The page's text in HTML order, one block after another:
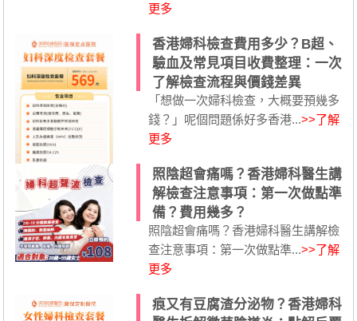
更多
香港婦科檢查費用多少？B超、
驗血及常見項目收費整理：一次
了解檢查流程與價錢差異
「想做一次婦科檢查，大概要預幾多
錢？」呢個問題係好多香港...>>了解
更多
照陰超會痛嗎？香港婦科醫生講
解檢查注意事項：第一次做點準
備？費用幾多？
照陰超會痛嗎？香港婦科醫生講解檢
查注意事項：第一次做點準...>>了解
更多
痕又有豆腐渣分泌物？香港婦科